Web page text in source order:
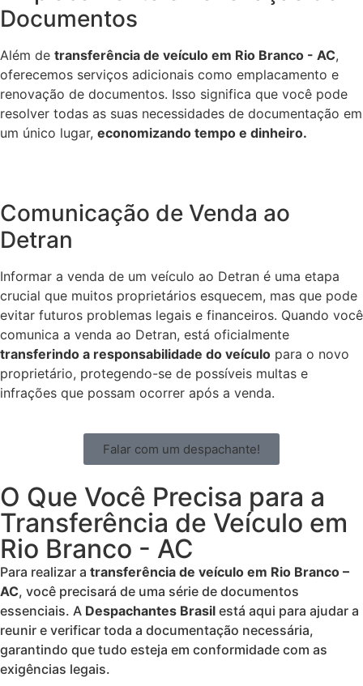
Documentos
Além de transferência de veículo em Rio Branco - AC,
oferecemos serviços adicionais como emplacamento e
renovação de documentos. Isso significa que você pode
resolver todas as suas necessidades de documentação em
um único lugar, economizando tempo e dinheiro.
Comunicação de Venda ao
Detran
Informar a venda de um veículo ao Detran é uma etapa
crucial que muitos proprietários esquecem, mas que pode
evitar futuros problemas legais e financeiros. Quando você
comunica a venda ao Detran, está oficialmente
transferindo a responsabilidade do veículo para o novo
proprietário, protegendo-se de possíveis multas e
infrações que possam ocorrer após a venda.
Falar com um despachante!
O Que Você Precisa para a
Transferência de Veículo em
Rio Branco - AC
Para realizar a transferência de veículo em Rio Branco –
AC, você precisará de uma série de documentos
essenciais. A Despachantes Brasil está aqui para ajudar a
reunir e verificar toda a documentação necessária,
garantindo que tudo esteja em conformidade com as
exigências legais.